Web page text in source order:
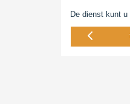
De dienst kunt